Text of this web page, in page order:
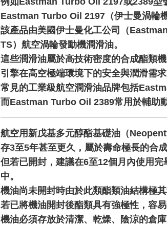
Eastman Turbo Oil 2197（伊士曼渦輪
該產品由美國伊士曼化工公司（
TS）航空渦輪發動機潤滑油。
這些潤滑油屬於高技術密度的合成酯類
引擎在高空極端環境下的安全與潤滑需求
常見的工業級航空潤滑油品牌包括
而Eastman Turbo Oil 2389常用於輔助
航空用新戊基多元醇酯基礎油（
存3至5年甚至更久，屬於壽命極長的合成
但若已開封，建議在6至12個月內使用
中。
機油尚未開封時由於此類酯類油結構極
若已將機油開封後酯類具有強極性，容
機油必須存放於清潔、乾燥、陰涼的倉